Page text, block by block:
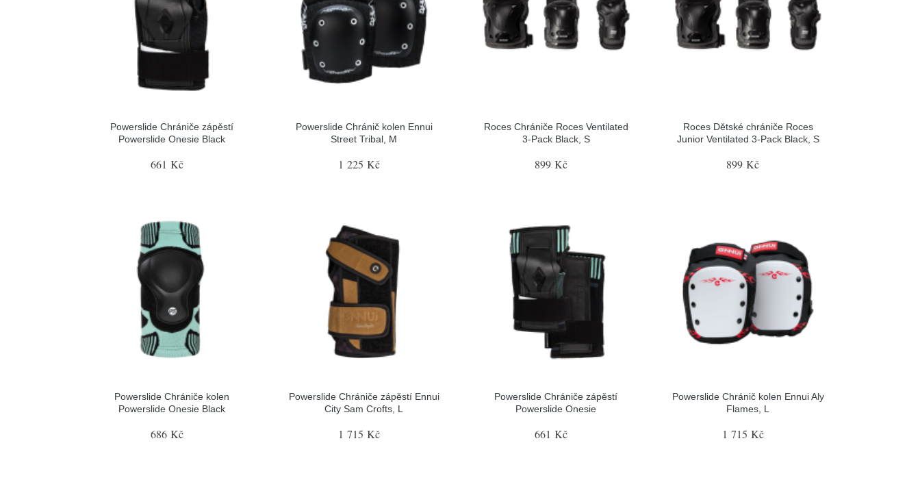
Powerslide Chrániče zápěstí
Powerslide Onesie Black
661 Kč
Powerslide Chránič kolen Ennui
Street Tribal, M
1 225 Kč
Roces Chrániče Roces Ventilated
3-Pack Black, S
899 Kč
Roces Dětské chrániče Roces
Junior Ventilated 3-Pack Black, S
899 Kč
Powerslide Chrániče kolen
Powerslide Onesie Black
686 Kč
Powerslide Chrániče zápěstí Ennui
City Sam Crofts, L
1 715 Kč
Powerslide Chrániče zápěstí
Powerslide Onesie
661 Kč
Powerslide Chránič kolen Ennui Aly
Flames, L
1 715 Kč